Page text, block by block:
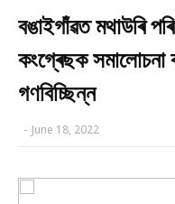
বঙাইগাঁৱত মথাউৰি
কংগ্ৰেছক সমালোচনা
গণবিচ্ছিন্ন
- June 18, 2022